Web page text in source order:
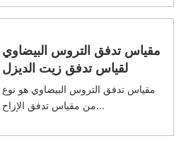
مقياس تدفق التروس البيضاوي
لقياس تدفق زيت الديزل
مقياس تدفق التروس البيضاوي هو نوع
من مقياس تدفق الإزاح...